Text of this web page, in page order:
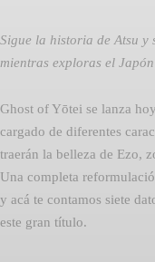
Sigue la historia de Atsu y
mientras exploras el
Ghost of Yōtei se lanza
cargado de diferentes
traerán la belleza de Ezo,
Una completa
y acá te contamos siete
este gran título.